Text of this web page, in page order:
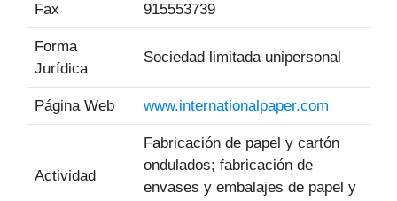
Fax 915553739
Forma
Jurídica
Sociedad limitada unipersonal
Página Web www.internationalpaper.com
Actividad
Fabricación de papel y cartón
ondulados; fabricación de
envases y embalajes de papel y